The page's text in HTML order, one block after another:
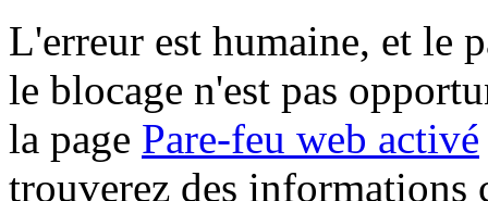
L'erreur est humaine, et le
le blocage n'est pas
la page Pare-feu web activé
trouverez des informations